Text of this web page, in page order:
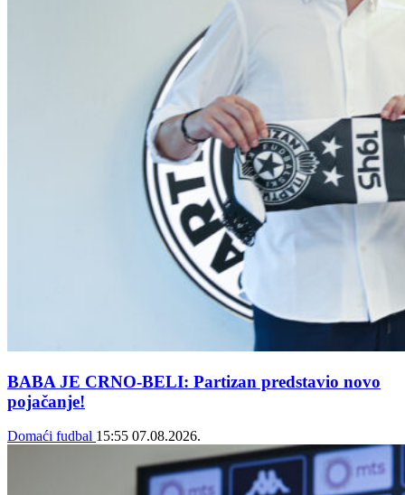
BABA JE CRNO-BELI: Partizan predstavio novo
pojačanje!
Domaći fudbal 15:55 07.08.2026.